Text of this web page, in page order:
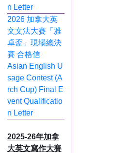
n Letter
2026 加拿大英
文文法大賽「雅
卓盃」現場總決
賽 合格信
Asian English U
sage Contest (A
rch Cup) Final E
vent Qualificatio
n Letter
2025-26年加拿
大英文寫作大賽